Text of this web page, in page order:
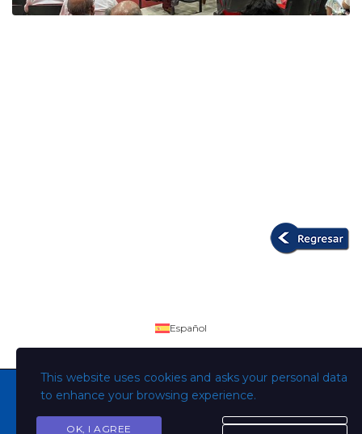
This website uses cookies and asks your personal data
to enhance your browsing experience.
OK, I AGREE
Español